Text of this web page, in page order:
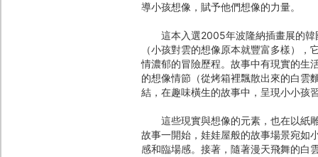
導小孩想像，賦予他們想像的力量。
這本入選2005年波隆納插畫展的韓
（小孩對雲的想像原本就豐富多樣）
情濃郁的冒險歷程。故事中有現實的生
的想像情節（從烤箱裡飄散出來的白雲
結，在趣味橫生的故事中，呈現小小孩
這些現實與想像的元素，也在以紙雕
故事一開始，娃娃屋般的故事場景宛如
感和臨場感。接著，隨著漫天飛舞的白